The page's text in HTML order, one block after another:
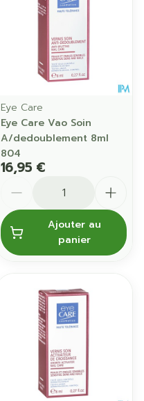
Eye Care
Eye Care Vao Soin
A/dedoublement 8ml
804
16,95 €
Ajouter au
panier